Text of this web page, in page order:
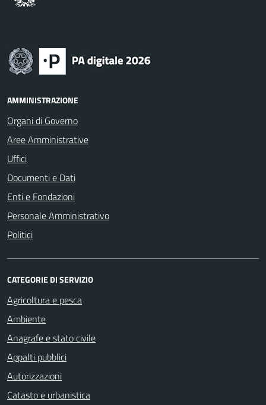
AMMINISTRAZIONE
Organi di Governo
Aree Amministrative
Uffici
Documenti e Dati
Enti e Fondazioni
Personale Amministrativo
Politici
CATEGORIE DI SERVIZIO
Agricoltura e pesca
Ambiente
Anagrafe e stato civile
Appalti pubblici
Autorizzazioni
Catasto e urbanistica